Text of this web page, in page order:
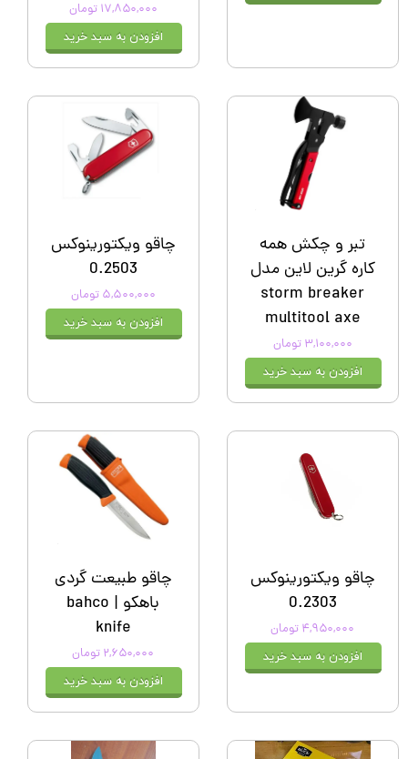
۱۷,۸۵۰,۰۰۰ تومان
افزودن به سبد خرید
تبر و چکش همه
کاره گرین لاین مدل
storm breaker
multitool axe
۳,۱۰۰,۰۰۰ تومان
افزودن به سبد خرید
چاقو ویکتورینوکس
0.2503
۵,۵۰۰,۰۰۰ تومان
افزودن به سبد خرید
چاقو ویکتورینوکس
0.2303
۴,۹۵۰,۰۰۰ تومان
افزودن به سبد خرید
چاقو طبیعت گردی
باهکو | bahco
knife
۲,۶۵۰,۰۰۰ تومان
افزودن به سبد خرید